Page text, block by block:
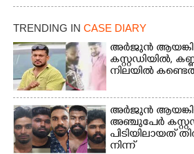
TRENDING IN CASE DIARY
അർജുൻ ആയങ്കി
കസ്റ്റഡിയിൽ,​
നിലയിൽ
അർജുൻ
അഞ്ചുപേർ
പിടിയിലായത്
നിന്ന്